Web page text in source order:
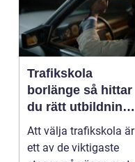
Trafikskola
borlänge så hittar
du rätt utbildning
till körkortet
Att välja trafikskola är
ett av de viktigaste